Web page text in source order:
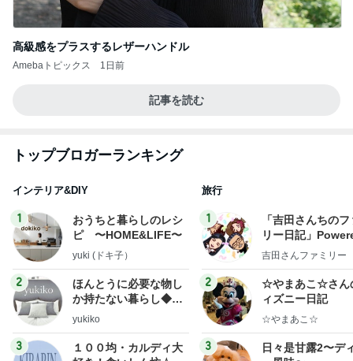
高級感をプラスするレザーハンドル
Amebaトピックス 1日前
記事を読む
トップブロガーランキング
インテリア&DIY
1
おうちと暮らしのレシ
ピ 〜HOME&LIFE〜
yuki (ドキ子）
2
ほんとうに必要な物し
か持たない暮らし◆Ke
ep Life Simple◆〜イ
yukiko
3
１００均・カルディ大
旅行
1
「吉田さんちの
リー日記」
y Ameba 吉田さ
ログ
吉田さんファミリー
2
☆やまあこ☆さん
ィズニー日記
☆やまあこ☆
3
日々是甘露2〜デ